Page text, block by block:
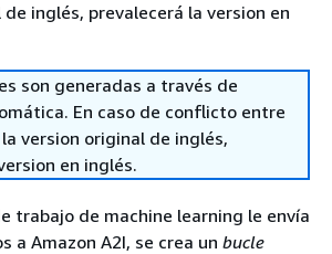
inglés, prevalecerá la version en
son generadas a través de
En caso de conflicto entre
version original de inglés,
en inglés.
trabajo de machine learning le envía
a Amazon A2I, se crea un bucle